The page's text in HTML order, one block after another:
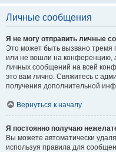
Личные сообщения
Я не могу отправить личные
Это может быть вызвано тремя
или не вошли на конференцию,
личных сообщений на всей
это вам лично. Свяжитесь с
получения дополнительной
Вернуться к началу
Я постоянно получаю
Вы можете автоматически
используя правила для